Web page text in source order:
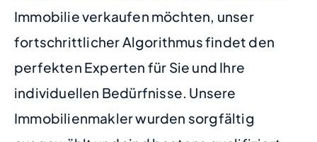
Immobilie verkaufen möchten, unser
fortschrittlicher Algorithmus findet den
perfekten Experten für Sie und Ihre
individuellen Bedürfnisse. Unsere
Immobilienmakler wurden sorgfältig